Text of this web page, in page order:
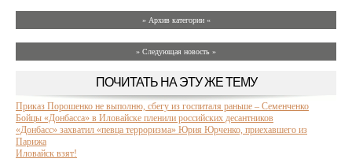
» Архив категории «
» Следующая новость »
ПОЧИТАТЬ НА ЭТУ ЖЕ ТЕМУ
Приказ Порошенко не выполню, сбегу из госпиталя раньше – Семенченко
Бойцы «Донбасса» в Иловайске пленили российских десантников
«Донбасс» захватил «певца терроризма» Юрия Юрченко, приехавшего из
Парижа
Иловайск взят!